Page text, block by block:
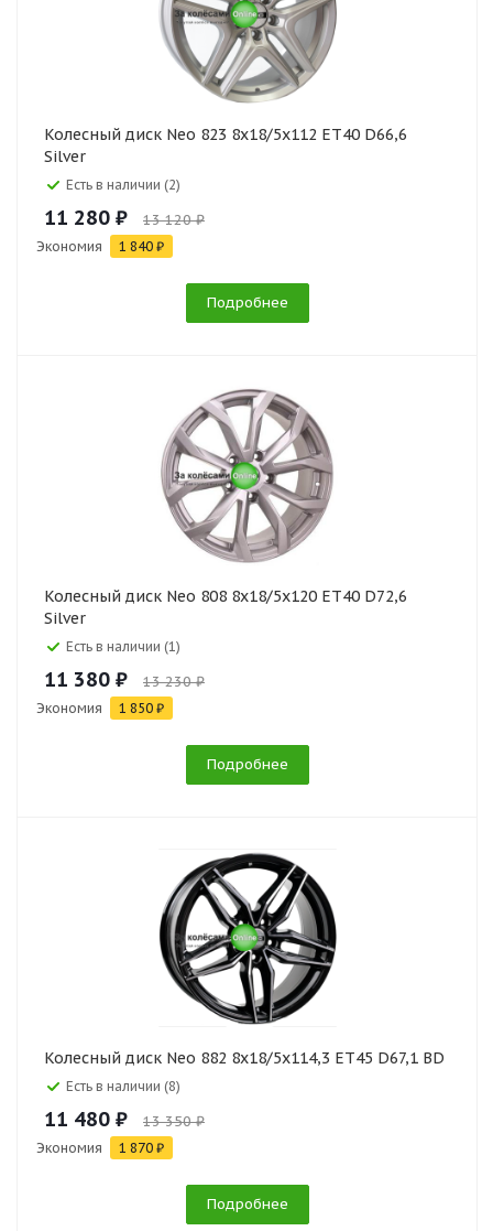
Колесный диск Neo 823 8x18/5x112 ET40 D66,6
Silver
Есть в наличии (2)
11 280 ₽ 13 120 ₽
Экономия 1 840 ₽
Подробнее
Колесный диск Neo 808 8x18/5x120 ET40 D72,6
Silver
Есть в наличии (1)
11 380 ₽ 13 230 ₽
Экономия 1 850 ₽
Подробнее
Колесный диск Neo 882 8x18/5x114,3 ET45 D67,1 BD
Есть в наличии (8)
11 480 ₽ 13 350 ₽
Экономия 1 870 ₽
Подробнее